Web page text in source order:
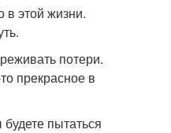
в этой жизни.
потери.
прекрасное в
пытаться